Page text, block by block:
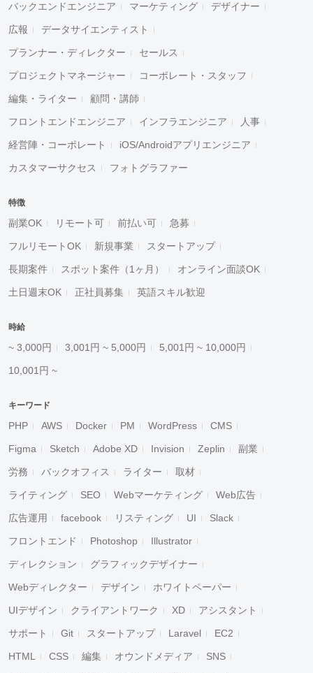
バックエンドエンジニア マーケティング デザイナー
広報 データサイエンティスト
プランナー・ディレクター セールス
プロジェクトマネージャー コーポレート・スタッフ
編集・ライター 顧問・講師
フロントエンドエンジニア インフラエンジニア 人事
経営陣・コーポレート iOS/Androidアプリエンジニア
カスタマーサクセス フォトグラファー
特徴
副業OK リモート可 前払い可 急募
フルリモートOK 新規事業 スタートアップ
長期案件 スポット案件（1ヶ月） オンライン面談OK
土日週末OK 正社員募集 英語スキル歓迎
時給
~ 3,000円 3,001円 ~ 5,000円 5,001円 ~ 10,000円
10,001円 ~
キーワード
PHP AWS Docker PM WordPress CMS
Figma Sketch Adobe XD Invision Zeplin 副業
労務 バックオフィス ライター 取材
ライティング SEO Webマーケティング Web広告
広告運用 facebook リスティング UI Slack
フロントエンド Photoshop Illustrator
ディレクション グラフィックデザイナー
Webディレクター デザイン ホワイトペーパー
UIデザイン クライアントワーク XD アシスタント
サポート Git スタートアップ Laravel EC2
HTML CSS 編集 オウンドメディア SNS